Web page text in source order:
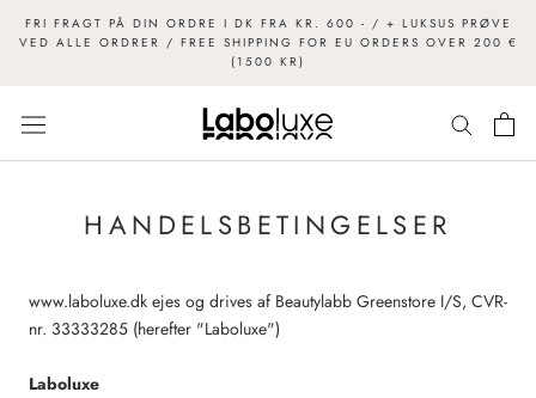
FRI FRAGT PÅ DIN ORDRE I DK FRA KR. 600 - / + LUKSUS PRØVE
VED ALLE ORDRER / FREE SHIPPING FOR EU ORDERS OVER 200 €
(1500 KR)
HANDELSBETINGELSER
www.laboluxe.dk ejes og drives af Beautylabb Greenstore I/S, CVR-
nr. 33333285 (herefter "Laboluxe")
Laboluxe